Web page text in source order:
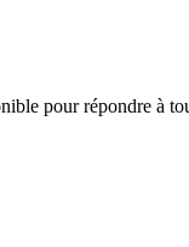
pour répondre à